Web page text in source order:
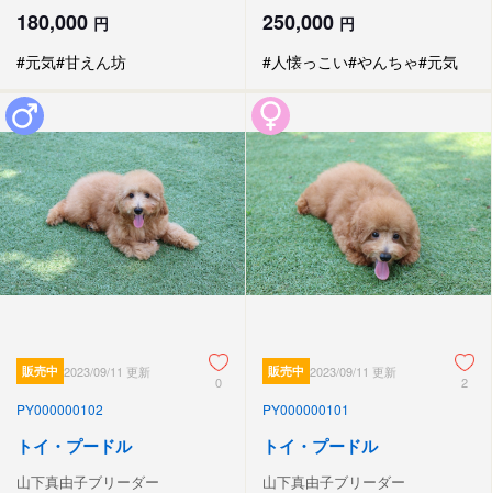
180,000 円
#元気#甘えん坊
250,000 円
#人懐っこい#やんちゃ#元気
販売中 2023/09/11 更新
0
PY000000102
トイ・プードル
山下真由子ブリーダー
販売中 2023/09/11 更新
2
PY000000101
トイ・プードル
山下真由子ブリーダー